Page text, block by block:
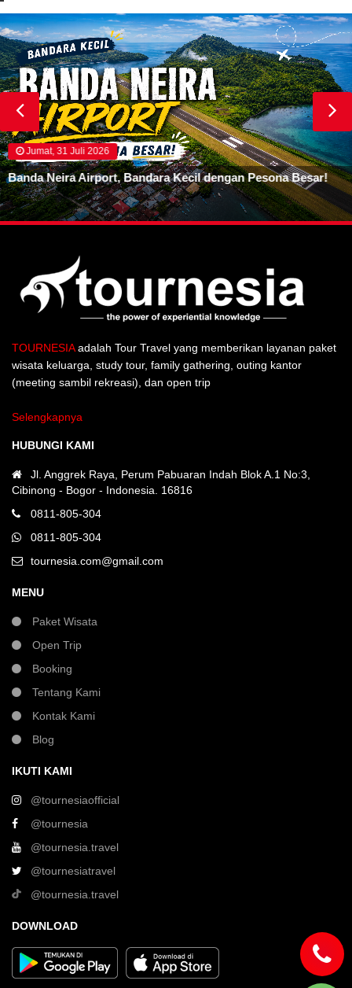
Jumat, 31 Juli 2026
Banda Neira Airport, Bandara Kecil dengan Pesona Besar!
TOURNESIAadalah Tour Travel yang memberikan layanan paket
wisata keluarga, study tour, family gathering, outing kantor
(meeting sambil rekreasi), dan open trip
Selengkapnya
HUBUNGI KAMI
Jl. Anggrek Raya, Perum Pabuaran Indah Blok A.1 No:3,
Cibinong - Bogor - Indonesia. 16816
0811-805-304
0811-805-304
tournesia.com@gmail.com
MENU
Paket Wisata
Open Trip
Booking
Tentang Kami
Kontak Kami
Blog
IKUTI KAMI
@tournesiaofficial
@tournesia
@tournesia.travel
@tournesiatravel
@tournesia.travel
DOWNLOAD